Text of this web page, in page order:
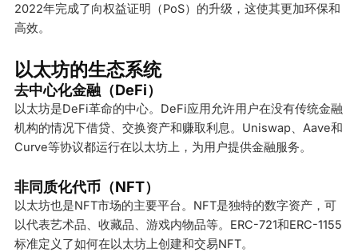
2022年完成了向权益证明（PoS）的升级，这使其更加环保和
高效。
以太坊的生态系统
去中心化金融（DeFi）
以太坊是DeFi革命的中心。DeFi应用允许用户在没有传统金融
机构的情况下借贷、交换资产和赚取利息。Uniswap、Aave和
Curve等协议都运行在以太坊上，为用户提供金融服务。
非同质化代币（NFT）
以太坊也是NFT市场的主要平台。NFT是独特的数字资产，可
以代表艺术品、收藏品、游戏内物品等。ERC-721和ERC-1155
标准定义了如何在以太坊上创建和交易NFT。